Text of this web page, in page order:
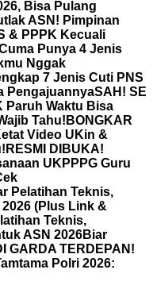
Bisa Pulang
ASN! Pimpinan
& PPPK Kecuali
Punya 4 Jenis
Nggak
7 Jenis Cuti PNS
PengajuannyaSAH! SE
Paruh Waktu Bisa
Tahu! BONGKAR
Video UKin &
RESMI DIBUKA!
UKPPPG Guru
Pelatihan Teknis,
(Plus Link &
Teknis,
ASN 2026Biar
GARDA TERDEPAN!
Polri 2026: